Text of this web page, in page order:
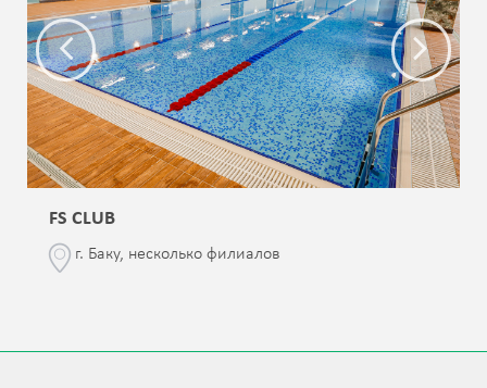
FS CLUB
г. Баку, несколько филиалов